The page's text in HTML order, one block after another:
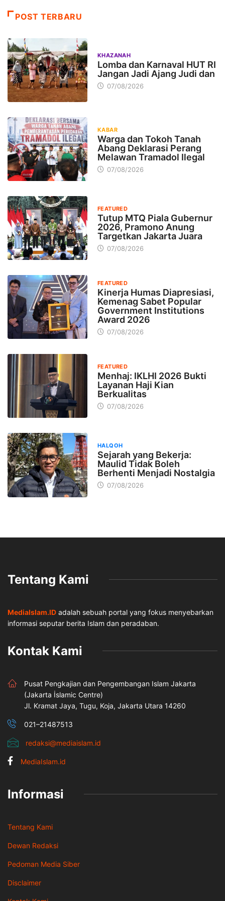
POST TERBARU
KHAZANAH
Lomba dan Karnaval HUT RI
Jangan Jadi Ajang Judi dan
07/08/2026
KABAR
Warga dan Tokoh Tanah
Abang Deklarasi Perang
Melawan Tramadol Ilegal
07/08/2026
FEATURED
Tutup MTQ Piala Gubernur
2026, Pramono Anung
Targetkan Jakarta Juara
07/08/2026
FEATURED
Kinerja Humas Diapresiasi,
Kemenag Sabet Popular
Government Institutions
Award 2026
07/08/2026
FEATURED
Menhaj: IKLHI 2026 Bukti
Layanan Haji Kian
Berkualitas
07/08/2026
HALQOH
Sejarah yang Bekerja:
Maulid Tidak Boleh
Berhenti Menjadi Nostalgia
07/08/2026
Tentang Kami
MediaIslam.ID adalah sebuah portal yang fokus menyebarkan
informasi seputar berita Islam dan peradaban.
Kontak Kami
Pusat Pengkajian dan Pengembangan Islam Jakarta
(Jakarta İslamic Centre)
Jl. Kramat Jaya, Tugu, Koja, Jakarta Utara 14260
021–21487513
redaksi@mediaislam.id
MediaIslam.id
Informasi
Tentang Kami
Dewan Redaksi
Pedoman Media Siber
Disclaimer